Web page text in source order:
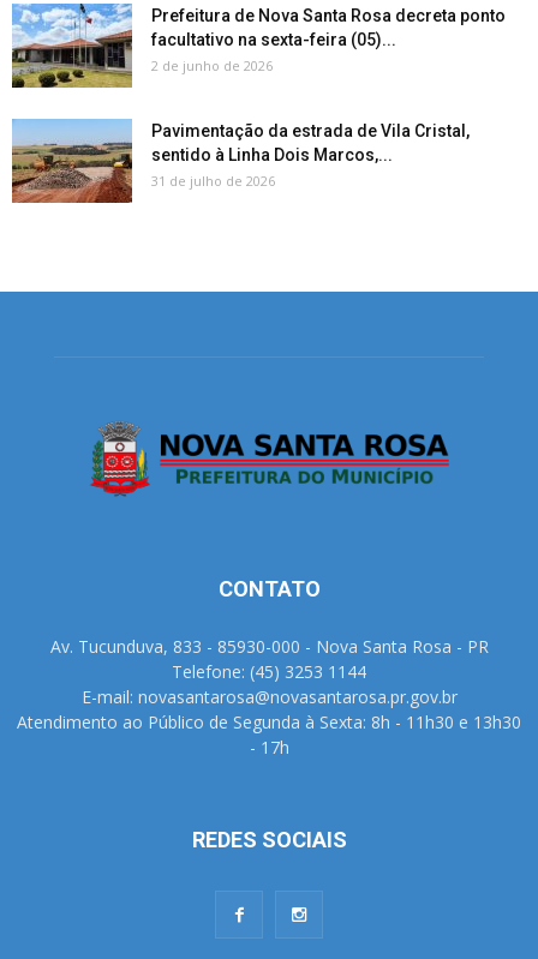
Prefeitura de Nova Santa Rosa decreta ponto
facultativo na sexta-feira (05)...
2 de junho de 2026
Pavimentação da estrada de Vila Cristal,
sentido à Linha Dois Marcos,...
31 de julho de 2026
CONTATO
Av. Tucunduva, 833 - 85930-000 - Nova Santa Rosa - PR
Telefone: (45) 3253 1144
E-mail: novasantarosa@novasantarosa.pr.gov.br
Atendimento ao Público de Segunda à Sexta: 8h - 11h30 e 13h30
- 17h
REDES SOCIAIS